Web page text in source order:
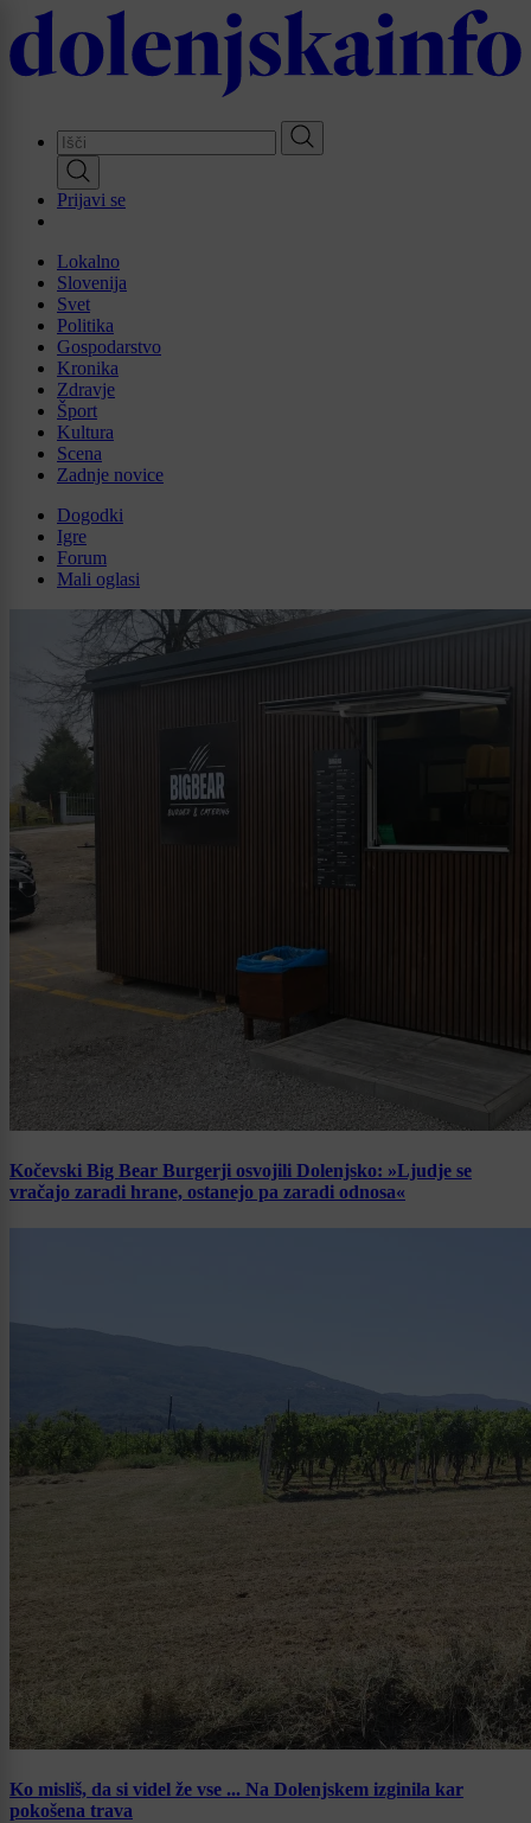
Skip
to
main
Prijavi se
Lokalno
Slovenija
Svet
Politika
Gospodarstvo
Kronika
Zdravje
Šport
Kultura
Scena
Zadnje novice
Dogodki
Igre
Forum
Mali oglasi
Kočevski Big Bear Burgerji osvojili Dolenjsko: »Ljudje se
vračajo zaradi hrane, ostanejo pa zaradi odnosa«
Ko misliš, da si videl že vse ... Na Dolenjskem izginila kar
pokošena trava